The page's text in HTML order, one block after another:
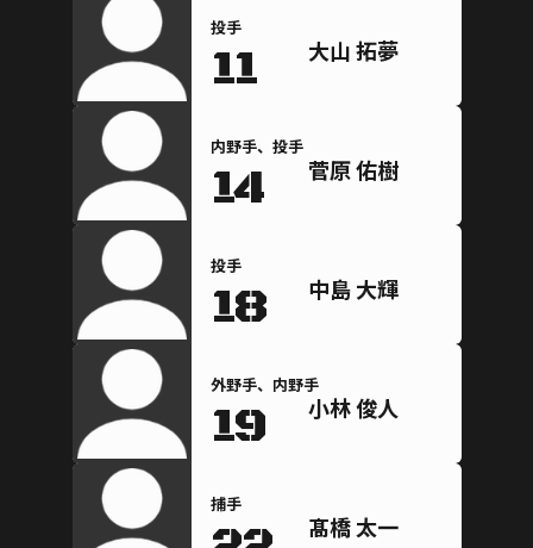
投手
11 大山 拓夢
内野手、投手
14 菅原 佑樹
投手
18 中島 大輝
外野手、内野手
19 小林 俊人
捕手
髙橋 太一